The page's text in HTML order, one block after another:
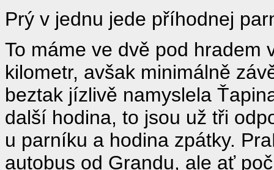
Prý v jednu jede příhodnej
To máme ve dvě pod hradem
kilometr, avšak minimálně
beztak jízlivě namyslela
další hodina, to jsou už tři
u parníku a hodina zpátky.
autobus od Grandu, ale ať